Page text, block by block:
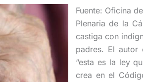
Fuente: Oficina
Plenaria de la
castiga con
padres. El autor
“esta es la ley
crea en el